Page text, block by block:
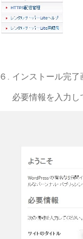
６. インストール完
必要情報を入力し